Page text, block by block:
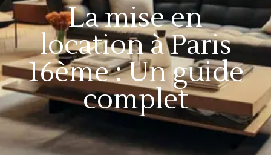
La mise en
location à Paris
16ème : Un guide
complet